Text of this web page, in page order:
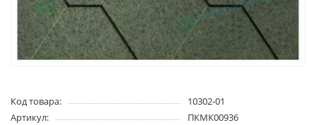
Код товара:
10302-01
Артикул:
ПКМК00936